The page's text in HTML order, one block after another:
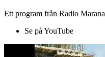
Ett program från Radio
Se på YouTube